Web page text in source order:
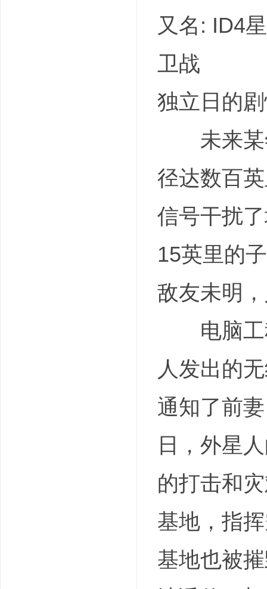
又名: ID4
卫战
独立日的剧
未来某
径达数百
信号干扰
15英里的
敌友未明
电脑工程
人发出的
通知了前
日，外星
的打击和
基地，指
基地也被